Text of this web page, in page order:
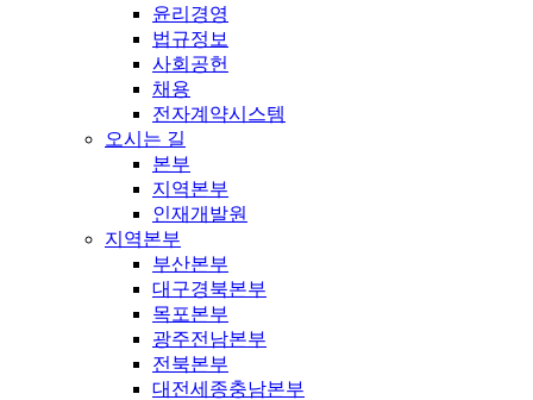
윤리경영
법규정보
사회공헌
채용
전자계약시스템
오시는 길
본부
지역본부
인재개발원
지역본부
부산본부
대구경북본부
목포본부
광주전남본부
전북본부
대전세종충남본부